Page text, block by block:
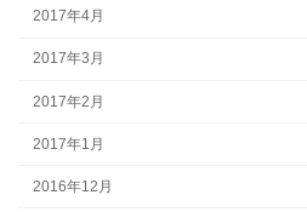
2017年4月
2017年3月
2017年2月
2017年1月
2016年12月